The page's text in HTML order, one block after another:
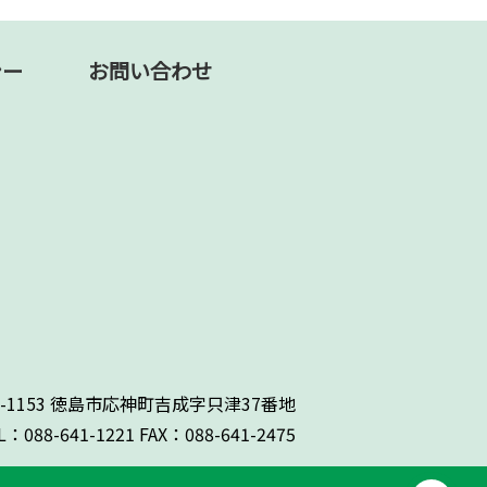
お問い合わせ
1153 徳島市応神町吉成字只津37番地
：088-641-1221 FAX：088-641-2475